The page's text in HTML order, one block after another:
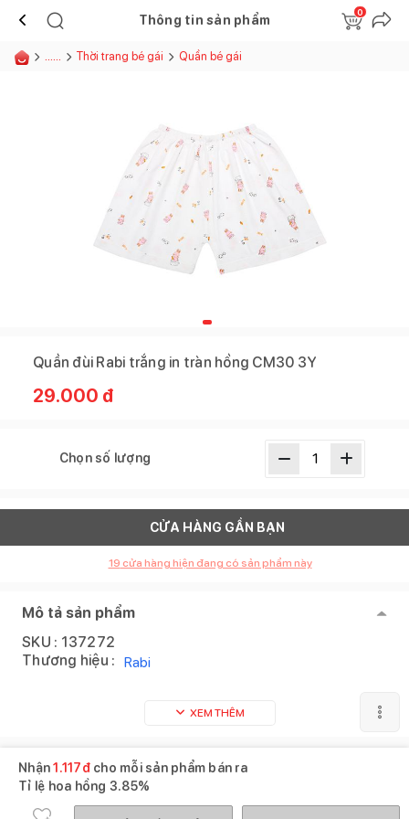
Thông tin sản phẩm
0
...... Thời trang bé gái Quần bé gái
Quần đùi Rabi trắng in tràn hồng CM30 3Y
29.000 đ
Chọn số lượng
CỬA HÀNG GẦN BẠN
19 cửa hàng hiện đang có sản phẩm này
Mô tả sản phẩm
SKU : 137272
Thương hiệu : Rabi
XEM THÊM
Nhận1.117đcho mỗi sản phẩm bán ra
Tỉ lệ hoa hồng 3.85%